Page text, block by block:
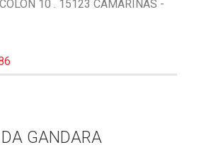
10 . 15123 CAMARINAS -
GANDARA